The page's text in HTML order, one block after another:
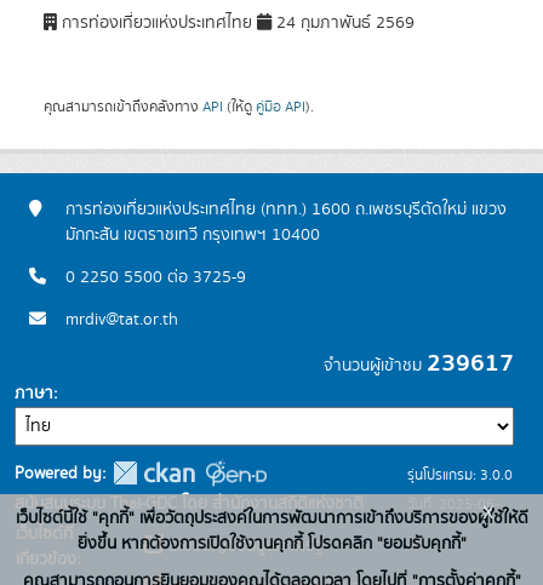
การท่องเที่ยวแห่งประเทศไทย 24 กุมภาพันธ์ 2569
คุณสามารถเข้าถึงคลังทาง API (ให้ดู คู่มือ API).
การท่องเที่ยวแห่งประเทศไทย (ททท.) 1600 ถ.เพชรบุรีตัดใหม่ แขวง
มักกะสัน เขตราชเทวี กรุงเทพฯ 10400
0 2250 5500 ต่อ 3725-9
mrdiv@tat.or.th
จำนวนผู้เข้าชม 239617
ภาษา
Powered by:
สนับสนุนระบบ Thai-GDC โดย สำนักงานสถิติแห่งชาติ
เว็บไซต์ที่
เกี่ยวข้อง:
ระบบบัญชีข้อมูลภาครัฐ
รุ่นโปรแกรม: 3.0.0
วันที่: 2025-06-
10
เว็บไซต์นี้ใช้ "คุกกี้" เพื่อวัตถุประสงค์ในการพัฒนาการเข้าถึงบริการของผู้ใช้ให้ดี
ยิ่งขึ้น หากต้องการเปิดใช้งานคุกกี้ โปรดคลิก "ยอมรับคุกกี้"
x